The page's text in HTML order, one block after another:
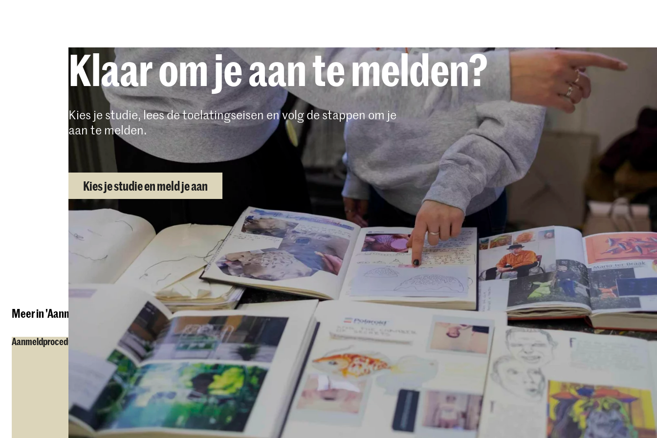
te selecteren. Vanaf daar word je door de verschillende stappen van de
aanmeldprocedure geleid.
Als je je aanmelden voor een bacheloropleiding dan ontvang je een
aparte e-mail van de Studentenadministratie om je portfolio in Osiris te
uploaden.
Aanvragers van het voorbereidend jaar uploaden hun portfolio
rechtstreeks in Osiris.
Klaar om je aan te melden?
Kies je studie, lees de toelatingseisen en volg de stappen om je
aan te melden.
Kies je studie en meld je aan
Deel dit item
Meer in 'Aanmelding en Toelating'
Aanmeldprocedure Portfolio tips
Taaleisen Engelstalige
opleidingen
Collegegeld